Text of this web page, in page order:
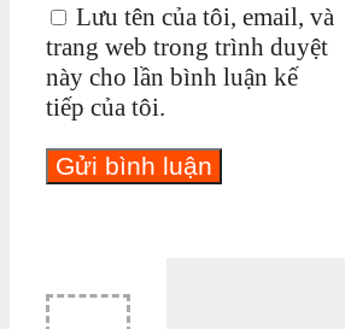
Lưu tên của tôi, email, và
trang web trong trình duyệt
này cho lần bình luận kế
tiếp của tôi.